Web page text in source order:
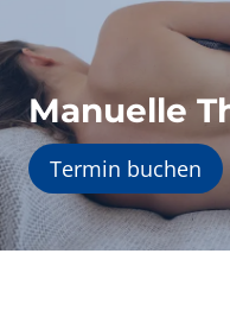
Manuelle
Termin buchen